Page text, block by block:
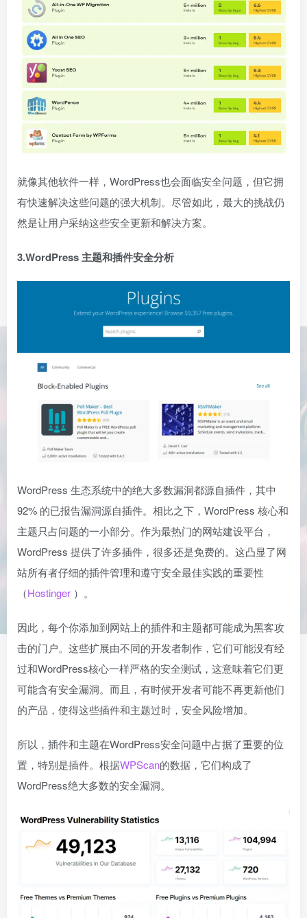
就像其他软件一样，WordPress也会面临安全问题，但它拥
有快速解决这些问题的强大机制。尽管如此，最大的挑战仍
然是让用户采纳这些安全更新和解决方案。
3.WordPress 主题和插件安全分析
WordPress 生态系统中的绝大多数漏洞都源自插件，其中
92% 的已报告漏洞源自插件。相比之下，WordPress 核心和
主题只占问题的一小部分。作为最热门的网站建设平台，
WordPress 提供了许多插件，很多还是免费的。这凸显了网
站所有者仔细的插件管理和遵守安全最佳实践的重要性​
（Hostinger ）。
因此，每个你添加到网站上的插件和主题都可能成为黑客攻
击的门户。这些扩展由不同的开发者制作，它们可能没有经
过和WordPress核心一样严格的安全测试，这意味着它们更
可能含有安全漏洞。而且，有时候开发者可能不再更新他们
的产品，使得这些插件和主题过时，安全风险增加。
所以，插件和主题在WordPress安全问题中占据了重要的位
置，特别是插件。根据WPScan的数据，它们构成了
WordPress绝大多数的安全漏洞。